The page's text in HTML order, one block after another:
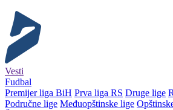
Vesti
Fudbal
Premijer liga BiH Prva liga RS Druge lige
Područne lige Međuopštinske lige